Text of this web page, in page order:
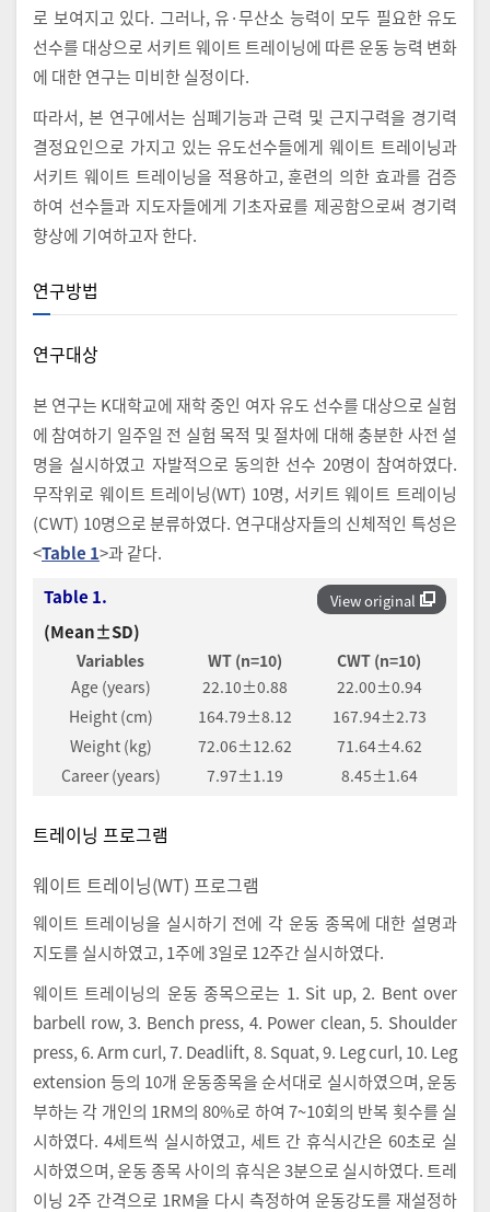
로 보여지고 있다. 그러나, 유·무산소 능력이 모두 필요한 유도
선수를 대상으로 서키트 웨이트 트레이닝에 따른 운동 능력 변화
에 대한 연구는 미비한 실정이다.
따라서, 본 연구에서는 심폐기능과 근력 및 근지구력을 경기력
결정요인으로 가지고 있는 유도선수들에게 웨이트 트레이닝과
서키트 웨이트 트레이닝을 적용하고, 훈련의 의한 효과를 검증
하여 선수들과 지도자들에게 기초자료를 제공함으로써 경기력
향상에 기여하고자 한다.
연구방법
연구대상
본 연구는 K대학교에 재학 중인 여자 유도 선수를 대상으로 실험
에 참여하기 일주일 전 실험 목적 및 절차에 대해 충분한 사전 설
명을 실시하였고 자발적으로 동의한 선수 20명이 참여하였다.
무작위로 웨이트 트레이닝(WT) 10명, 서키트 웨이트 트레이닝
(CWT) 10명으로 분류하였다. 연구대상자들의 신체적인 특성은
<Table 1>과 같다.
View original
Table 1.
(Mean±SD)
Variables WT (n=10)
CWT (n=10)
Age (years)
22.10±0.88
22.00±0.94
Height (cm)
164.79±8.12
167.94±2.73
Weight (kg)
72.06±12.62
71.64±4.62
Career (years)
7.97±1.19 8.45±1.64
트레이닝 프로그램
웨이트 트레이닝(WT) 프로그램
웨이트 트레이닝을 실시하기 전에 각 운동 종목에 대한 설명과
지도를 실시하였고, 1주에 3일로 12주간 실시하였다.
웨이트 트레이닝의 운동 종목으로는 1. Sit up, 2. Bent over
barbell row, 3. Bench press, 4. Power clean, 5. Shoulder
press, 6. Arm curl, 7. Deadlift, 8. Squat, 9. Leg curl, 10. Leg
extension 등의 10개 운동종목을 순서대로 실시하였으며, 운동
부하는 각 개인의 1RM의 80%로 하여 7~10회의 반복 횟수를 실
시하였다. 4세트씩 실시하였고, 세트 간 휴식시간은 60초로 실
시하였으며, 운동 종목 사이의 휴식은 3분으로 실시하였다. 트레
이닝 2주 간격으로 1RM을 다시 측정하여 운동강도를 재설정하